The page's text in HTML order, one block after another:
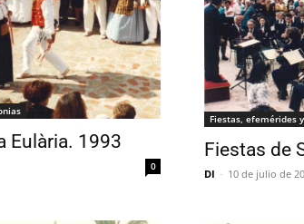
Eulària. 1993
0
Fiestas, efemérides
Fiestas de
DI - 10 de julio de